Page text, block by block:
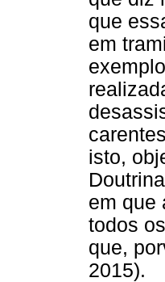
que
em
isto,
em que
todos
que,
2015).